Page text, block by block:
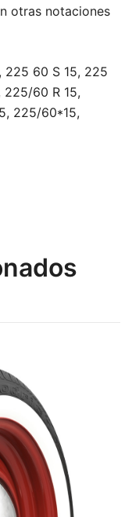
otras notaciones
60 S 15, 225
225/60 R 15,
225/60*15,